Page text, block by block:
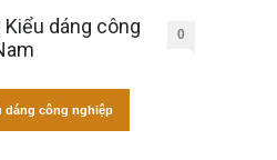
dáng công
0
dáng công nghiệp